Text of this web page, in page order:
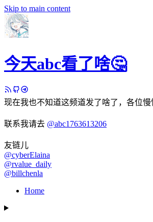
Skip to main content
今天abc看了啥🤔
现在我也不知道这频道发了啥了，各位
联系我请去 @abc1763613206
友链儿
@cyberElaina
@rvalue_daily
@billchenla
Home